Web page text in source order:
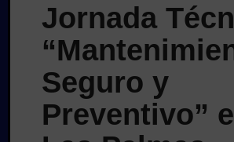
Jornada
Seguro y
Preventivo”